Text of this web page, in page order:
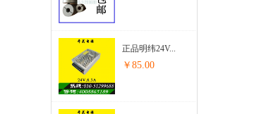
正品明纬24V...
￥85.00